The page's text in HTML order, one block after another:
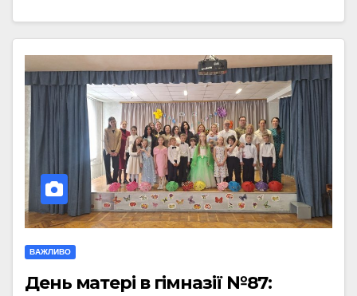
ВАЖЛИВО
День матері в гімназії №87: